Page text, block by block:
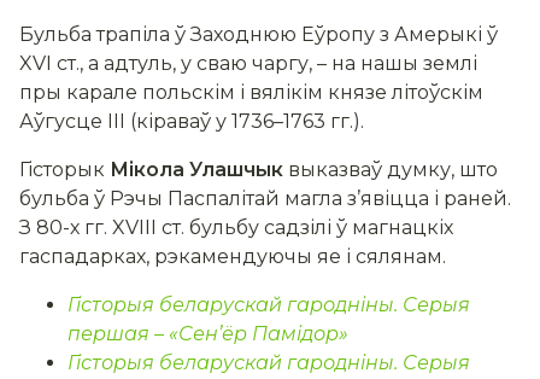
Бульба трапіла ў Заходнюю Еўропу з Амерыкі ў
XVI ст., а адтуль, у сваю чаргу, – на нашы землі
пры карале польскім і вялікім князе літоўскім
Аўгусце ІІІ (кіраваў у 1736–1763 гг.).
Гісторык Мікола Улашчык выказваў думку, што
бульба ў Рэчы Паспалітай магла з’явіцца і раней.
З 80-х гг. XVIII ст. бульбу садзілі ў магнацкіх
гаспадарках, рэкамендуючы яе і сялянам.
Гісторыя беларускай гародніны. Серыя
першая – «Сен’ёр Памідор»
Гісторыя беларускай гародніны. Серыя